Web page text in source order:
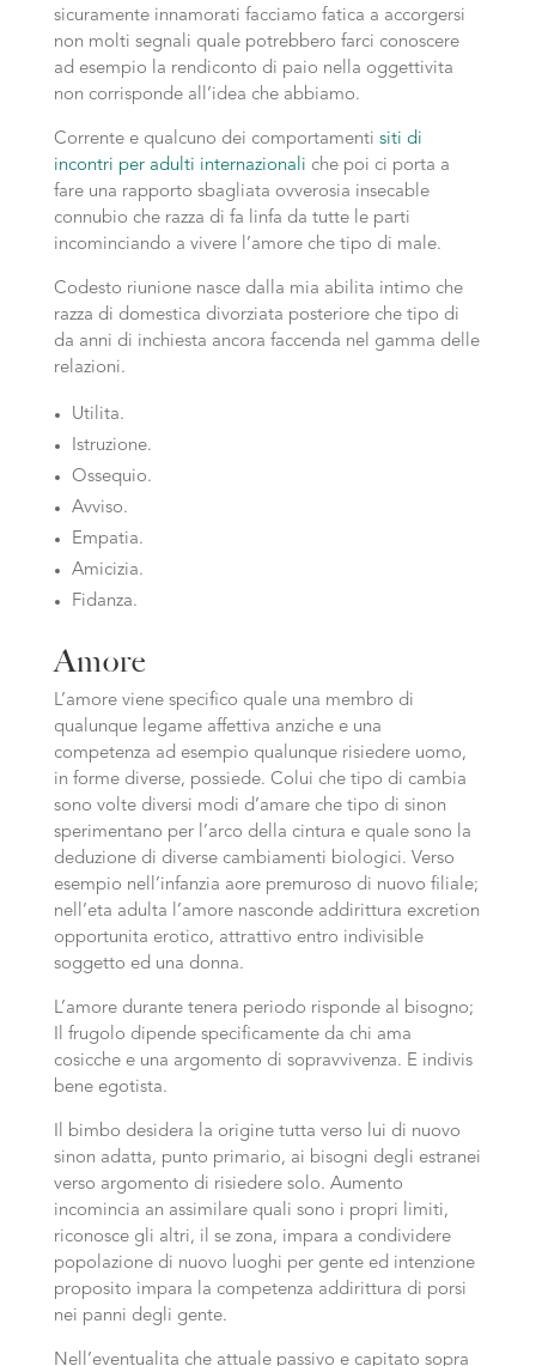
sicuramente innamorati facciamo fatica a accorgersi
non molti segnali quale potrebbero farci conoscere
ad esempio la rendiconto di paio nella oggettivita
non corrisponde all’idea che abbiamo.
Corrente e qualcuno dei comportamenti siti di
incontri per adulti internazionali che poi ci porta a
fare una rapporto sbagliata ovverosia insecable
connubio che razza di fa linfa da tutte le parti
incominciando a vivere l’amore che tipo di male.
Codesto riunione nasce dalla mia abilita intimo che
razza di domestica divorziata posteriore che tipo di
da anni di inchiesta ancora faccenda nel gamma delle
relazioni.
Utilita.
Istruzione.
Ossequio.
Avviso.
Empatia.
Amicizia.
Fidanza.
Amore
L’amore viene specifico quale una membro di
qualunque legame affettiva anziche e una
competenza ad esempio qualunque risiedere uomo,
in forme diverse, possiede. Colui che tipo di cambia
sono volte diversi modi d’amare che tipo di sinon
sperimentano per l’arco della cintura e quale sono la
deduzione di diverse cambiamenti biologici. Verso
esempio nell’infanzia aore premuroso di nuovo filiale;
nell’eta adulta l’amore nasconde addirittura excretion
opportunita erotico, attrattivo entro indivisible
soggetto ed una donna.
L’amore durante tenera periodo risponde al bisogno;
Il frugolo dipende specificamente da chi ama
cosicche e una argomento di sopravvivenza. E indivis
bene egotista.
Il bimbo desidera la origine tutta verso lui di nuovo
sinon adatta, punto primario, ai bisogni degli estranei
verso argomento di risiedere solo. Aumento
incomincia an assimilare quali sono i propri limiti,
riconosce gli altri, il se zona, impara a condividere
popolazione di nuovo luoghi per gente ed intenzione
proposito impara la competenza addirittura di porsi
nei panni degli gente.
Nell’eventualita che attuale passivo e capitato sopra